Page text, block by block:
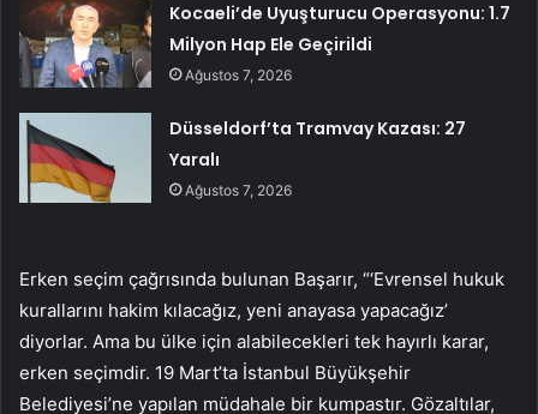
Kocaeli’de Uyuşturucu Operasyonu: 1.7
Milyon Hap Ele Geçirildi
Ağustos 7, 2026
Düsseldorf’ta Tramvay Kazası: 27
Yaralı
Ağustos 7, 2026
Erken seçim çağrısında bulunan Başarır, “‘Evrensel hukuk
kurallarını hakim kılacağız, yeni anayasa yapacağız’
diyorlar. Ama bu ülke için alabilecekleri tek hayırlı karar,
erken seçimdir. 19 Mart’ta İstanbul Büyükşehir
Belediyesi’ne yapılan müdahale bir kumpastır. Gözaltılar,